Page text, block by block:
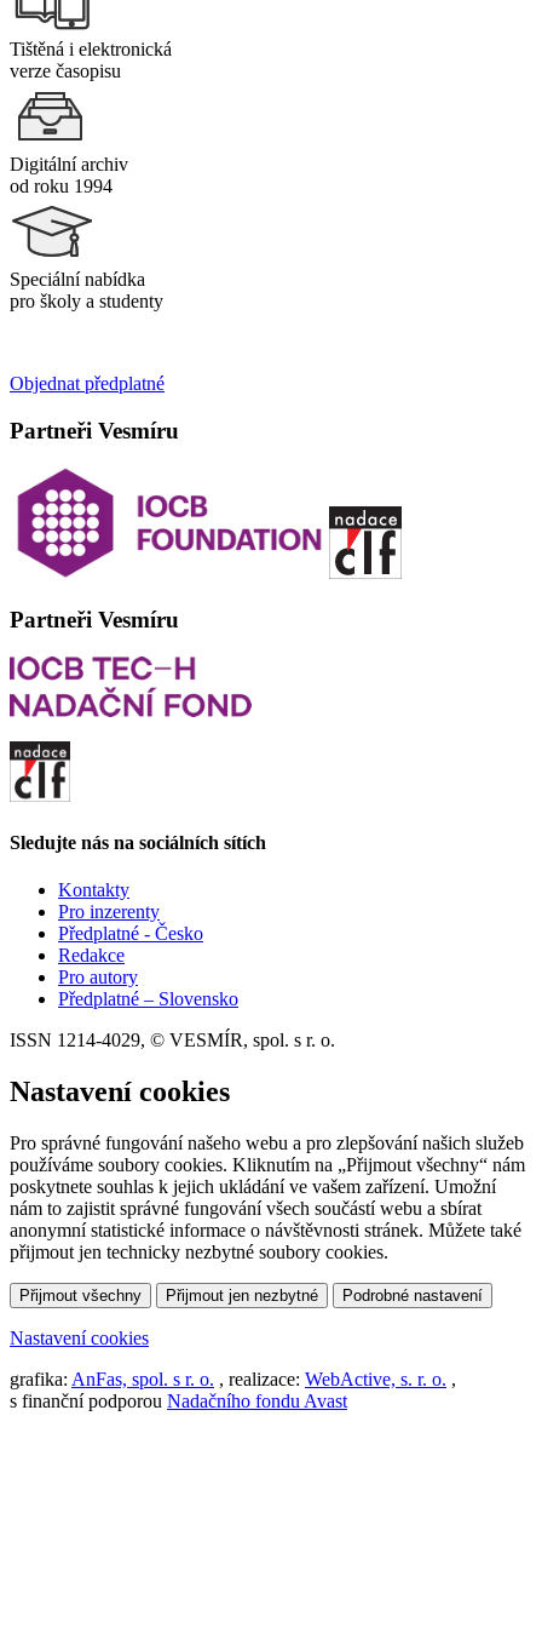
Tištěná i elektronická
verze časopisu
Digitální archiv
od roku 1994
Speciální nabídka
pro školy a studenty
Objednat předplatné
Partneři Vesmíru
Partneři Vesmíru
Sledujte nás na sociálních sítích
Kontakty
Pro inzerenty
Předplatné - Česko
Redakce
Pro autory
Předplatné – Slovensko
ISSN 1214-4029, © VESMÍR, spol. s r. o.
Nastavení cookies
Pro správné fungování našeho webu a pro zlepšování našich služeb
používáme soubory cookies. Kliknutím na „Přijmout všechny“ nám
poskytnete souhlas k jejich ukládání ve vašem zařízení. Umožní
nám to zajistit správné fungování všech součástí webu a sbírat
anonymní statistické informace o návštěvnosti stránek. Můžete také
přijmout jen technicky nezbytné soubory cookies.
Přijmout všechny Přijmout jen nezbytné Podrobné nastavení
Nastavení cookies
grafika: AnFas, spol. s r. o. , realizace: WebActive, s. r. o. ,
s finanční podporou Nadačního fondu Avast